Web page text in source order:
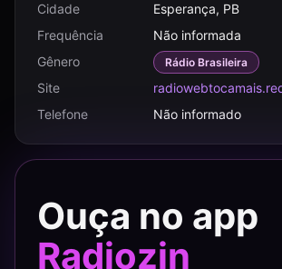
Cidade
Esperança, PB
Frequência
Não informada
Gênero
Rádio Brasileira
Site
Telefone
Não informado
Ouça no app
Radiozin